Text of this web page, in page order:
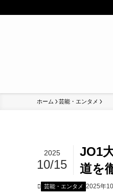
ホーム 芸能・エンタメ
JO1
道を
2025
10/15
芸能・エンタメ 2025年